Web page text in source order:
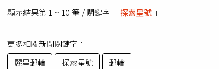
顯示結果第 1 ~ 10 筆 / 關鍵字「 探索星號 」
更多相關新聞關鍵字：
麗星郵輪
探索星號 郵輪